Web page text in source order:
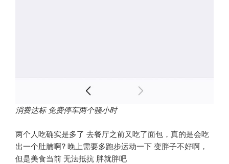
消费达标 免费停车两个骚小时
两个人吃确实是多了 去餐厅之前又吃了面包，真的是会吃
出一个肚腩啊? 晚上需要多跑步运动一下 变胖子不好啊，
但是美食当前 无法抵抗 胖就胖吧